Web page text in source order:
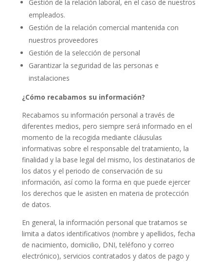
Gestión de la relación laboral, en el caso de nuestros
empleados.
Gestión de la relación comercial mantenida con
nuestros proveedores
Gestión de la selección de personal
Garantizar la seguridad de las personas e
instalaciones
¿Cómo recabamos su información?
Recabamos su información personal a través de
diferentes medios, pero siempre será informado en el
momento de la recogida mediante cláusulas
informativas sobre el responsable del tratamiento, la
finalidad y la base legal del mismo, los destinatarios de
los datos y el periodo de conservación de su
información, así como la forma en que puede ejercer
los derechos que le asisten en materia de protección
de datos.
En general, la información personal que tratamos se
limita a datos identificativos (nombre y apellidos, fecha
de nacimiento, domicilio, DNI, teléfono y correo
electrónico), servicios contratados y datos de pago y